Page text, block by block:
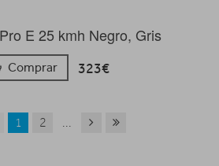
E 25 kmh Negro, Gris
Comprar 323€
1 2 ...